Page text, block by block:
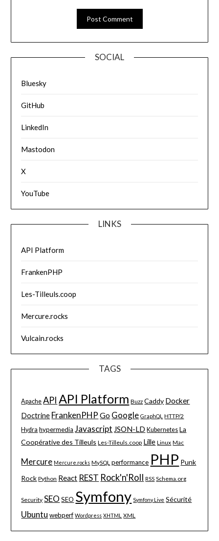
SOCIAL
Bluesky
GitHub
LinkedIn
Mastodon
X
YouTube
LINKS
API Platform
FrankenPHP
Les-Tilleuls.coop
Mercure.rocks
Vulcain.rocks
TAGS
Apache API API Platform Buzz Caddy Docker
Doctrine FrankenPHP Go Google GraphQL HTTP/2
Hydra hypermedia Javascript JSON-LD Kubernetes La
Coopérative des Tilleuls Les-Tilleuls.coop Lille Linux Mac
Mercure Mercure.rocks MySQL performance PHP Punk
Rock Python React REST Rock'n'Roll RSS Schema.org
Security SEO SEO Symfony Symfony Live Sécurité
Ubuntu webperf Wordpress XHTML XML